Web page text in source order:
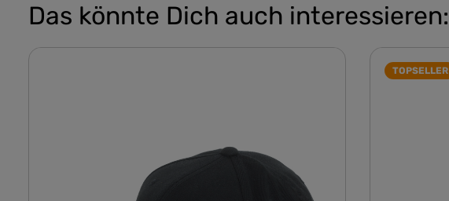
Das könnte Dich auch interessieren:
TOPSELLER